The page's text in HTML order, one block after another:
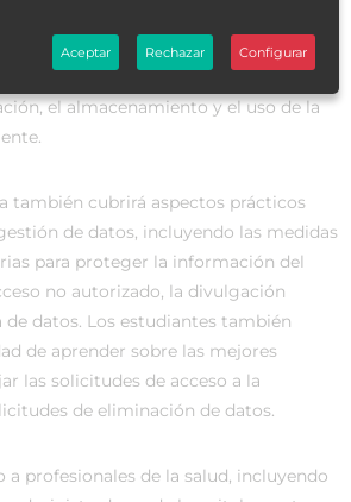
aprenderán sobre las leyes y
con la protección de datos. Los
las implicaciones éticas y
el almacenamiento y el uso de la
también cubrirá aspectos prácticos
de datos, incluyendo las medidas
para proteger la información del
no autorizado, la divulgación
de datos. Los estudiantes también
de aprender sobre las mejores
las solicitudes de acceso a la
de eliminación de datos.
a profesionales de la salud, incluyendo
Aceptar Rechazar Configurar